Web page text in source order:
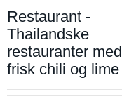
Restaurant -
Thailandske
restauranter med
frisk chili og lime